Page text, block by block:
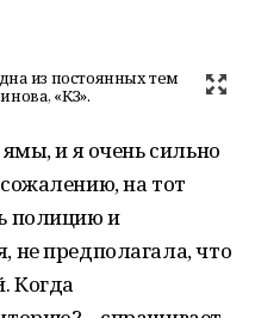
из постоянных тем
«КЗ».
и я очень сильно
на тот
полицию и
не предполагала, что
Когда